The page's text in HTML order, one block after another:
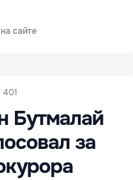
сайте
401
Бутмалай
за